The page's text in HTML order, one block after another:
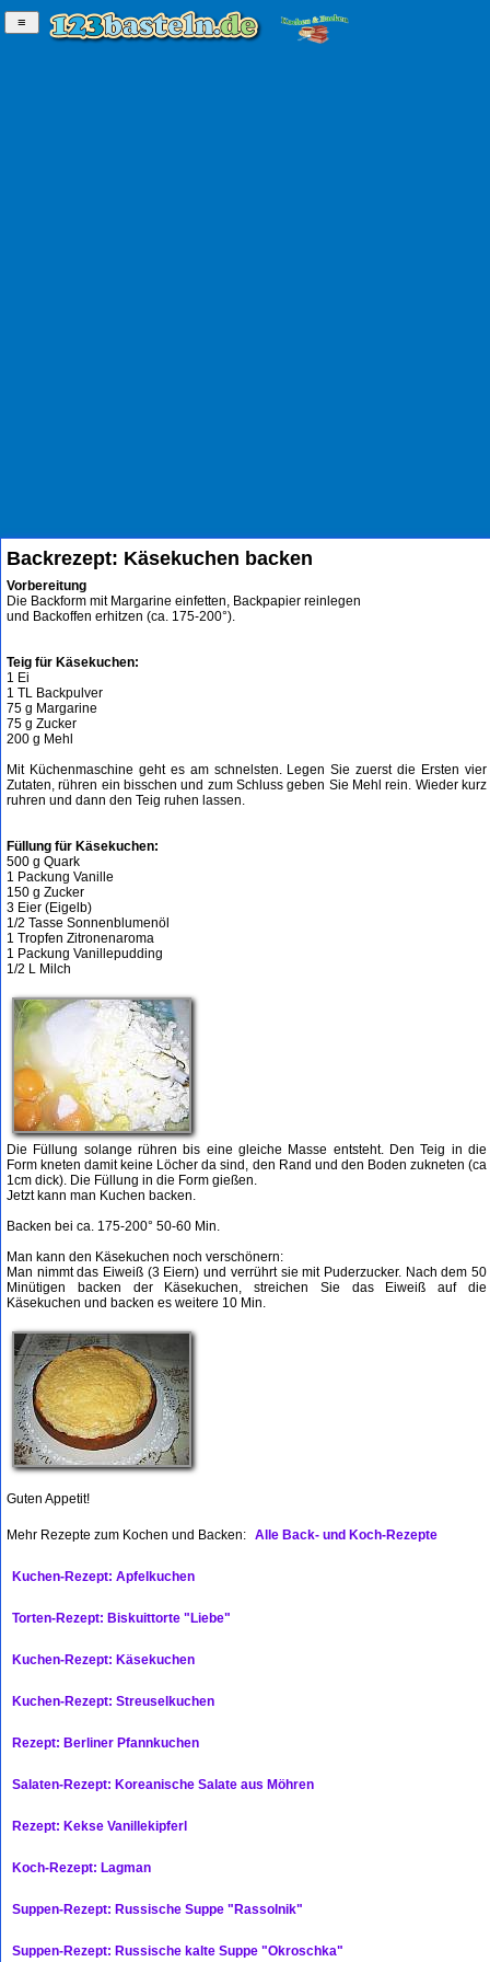
Backrezept: Käsekuchen backen
Vorbereitung
Die Backform mit Margarine einfetten, Backpapier reinlegen
und Backoffen erhitzen (ca. 175-200°).
Teig für Käsekuchen:
1 Ei
1 TL Backpulver
75 g Margarine
75 g Zucker
200 g Mehl
Mit Küchenmaschine geht es am schnelsten. Legen Sie zuerst die Ersten vier
Zutaten, rühren ein bisschen und zum Schluss geben Sie Mehl rein. Wieder kurz
ruhren und dann den Teig ruhen lassen.
Füllung für Käsekuchen:
500 g Quark
1 Packung Vanille
150 g Zucker
3 Eier (Eigelb)
1/2 Tasse Sonnenblumenöl
1 Tropfen Zitronenaroma
1 Packung Vanillepudding
1/2 L Milch
Die Füllung solange rühren bis eine gleiche Masse entsteht. Den Teig in die
Form kneten damit keine Löcher da sind, den Rand und den Boden zukneten (ca
1cm dick). Die Füllung in die Form gießen.
Jetzt kann man Kuchen backen.
Backen bei ca. 175-200° 50-60 Min.
Man kann den Käsekuchen noch verschönern:
Man nimmt das Eiweiß (3 Eiern) und verrührt sie mit Puderzucker. Nach dem 50
Minütigen backen der Käsekuchen, streichen Sie das Eiweiß auf die
Käsekuchen und backen es weitere 10 Min.
Guten Appetit!
Mehr Rezepte zum Kochen und Backen: Alle Back- und Koch-Rezepte
Kuchen-Rezept: Apfelkuchen
Torten-Rezept: Biskuittorte "Liebe"
Kuchen-Rezept: Käsekuchen
Kuchen-Rezept: Streuselkuchen
Rezept: Berliner Pfannkuchen
Salaten-Rezept: Koreanische Salate aus Möhren
Rezept: Kekse Vanillekipferl
Koch-Rezept: Lagman
Suppen-Rezept: Russische Suppe "Rassolnik"
Suppen-Rezept: Russische kalte Suppe "Okroschka"